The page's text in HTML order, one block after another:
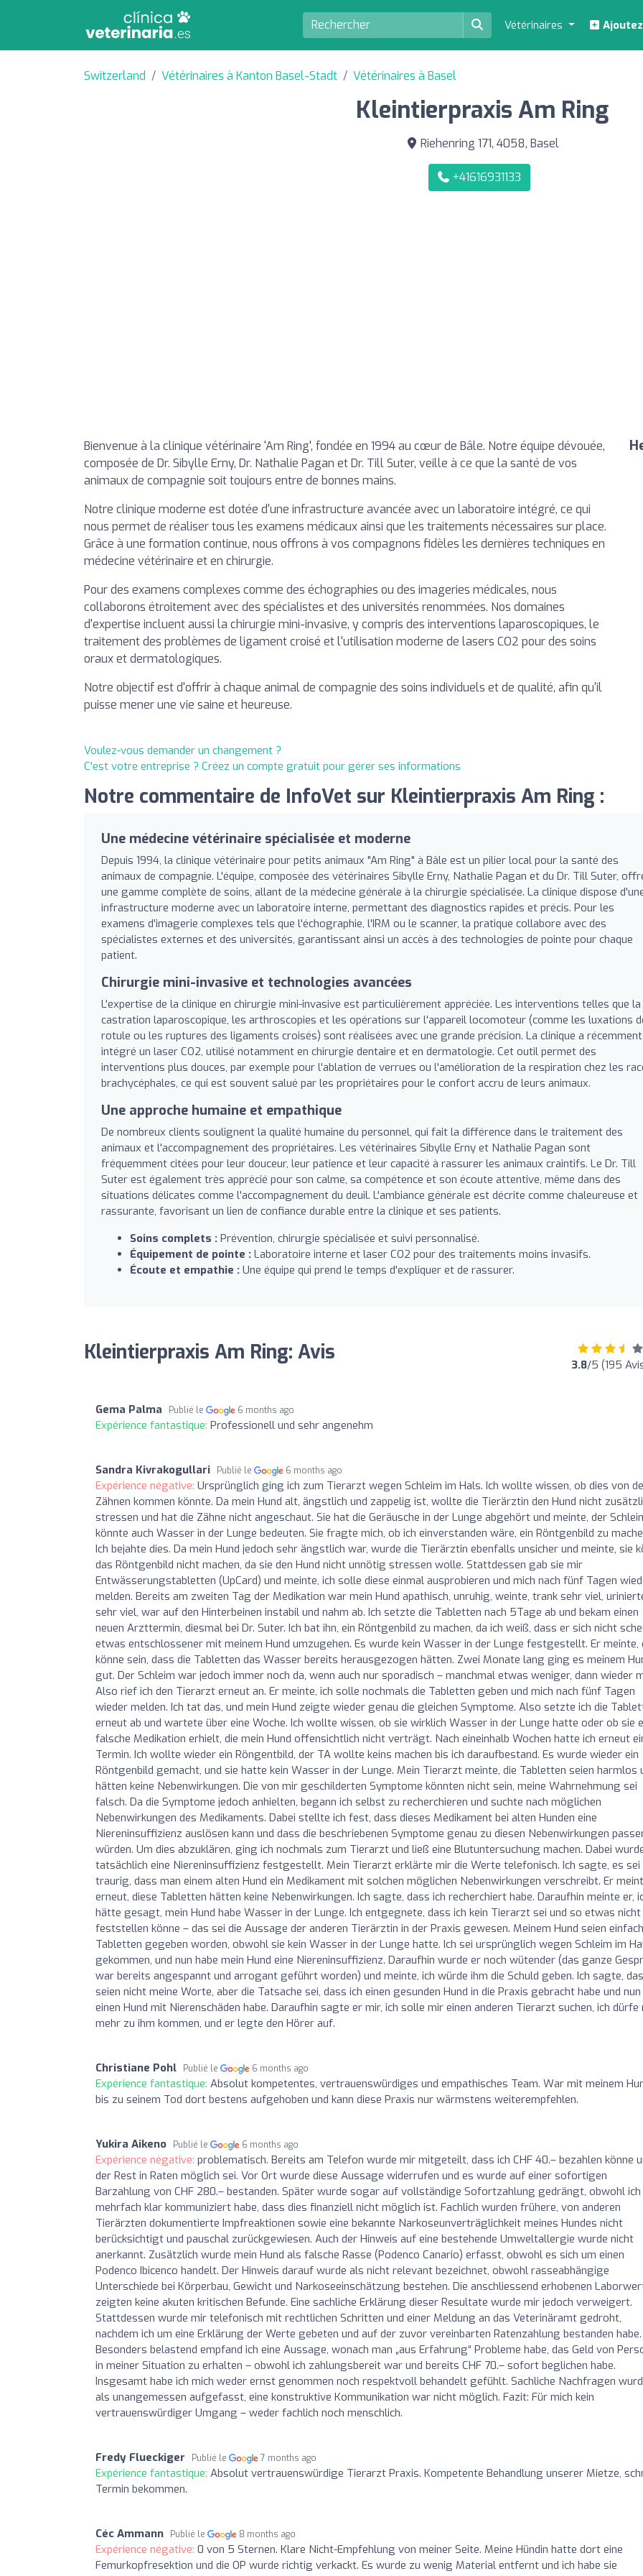
Vétérinaires
Switzerland Vétérinaires à Kanton Basel-Stadt Vétérinaires à Basel
Kleintierpraxis Am Ring
Riehenring 171, 4058, Basel
+41616931133
Bienvenue à la clinique vétérinaire 'Am Ring', fondée en 1994 au cœur de Bâle. Notre équipe dévouée,
composée de Dr. Sibylle Erny, Dr. Nathalie Pagan et Dr. Till Suter, veille à ce que la santé de vos
animaux de compagnie soit toujours entre de bonnes mains.
Notre clinique moderne est dotée d'une infrastructure avancée avec un laboratoire intégré, ce qui
nous permet de réaliser tous les examens médicaux ainsi que les traitements nécessaires sur place.
Grâce à une formation continue, nous offrons à vos compagnons fidèles les dernières techniques en
médecine vétérinaire et en chirurgie.
Pour des examens complexes comme des échographies ou des imageries médicales, nous
collaborons étroitement avec des spécialistes et des universités renommées. Nos domaines
d'expertise incluent aussi la chirurgie mini-invasive, y compris des interventions laparoscopiques, le
traitement des problèmes de ligament croisé et l'utilisation moderne de lasers CO2 pour des soins
oraux et dermatologiques.
Notre objectif est d'offrir à chaque animal de compagnie des soins individuels et de qualité, afin qu'il
puisse mener une vie saine et heureuse.
Voulez-vous demander un changement ?
C'est votre entreprise ? Créez un compte gratuit pour gérer ses informations
Notre commentaire de InfoVet sur Kleintierpraxis Am Ring :
Une médecine vétérinaire spécialisée et moderne
Depuis 1994, la clinique vétérinaire pour petits animaux "Am Ring" à Bâle est un pilier local pour la santé des
animaux de compagnie. L'équipe, composée des vétérinaires Sibylle Erny, Nathalie Pagan et du Dr. Till Suter,
une gamme complète de soins, allant de la médecine générale à la chirurgie spécialisée. La clinique dispose
infrastructure moderne avec un laboratoire interne, permettant des diagnostics rapides et précis. Pour les
examens d'imagerie complexes tels que l'échographie, l'IRM ou le scanner, la pratique collabore avec des
spécialistes externes et des universités, garantissant ainsi un accès à des technologies de pointe pour chaque
patient.
Chirurgie mini-invasive et technologies avancées
L'expertise de la clinique en chirurgie mini-invasive est particulièrement appréciée. Les interventions telles que la
castration laparoscopique, les arthroscopies et les opérations sur l'appareil locomoteur (comme les luxations
rotule ou les ruptures des ligaments croisés) sont réalisées avec une grande précision. La clinique a récemment
intégré un laser CO2, utilisé notamment en chirurgie dentaire et en dermatologie. Cet outil permet des
interventions plus douces, par exemple pour l'ablation de verrues ou l'amélioration de la respiration chez les
brachycéphales, ce qui est souvent salué par les propriétaires pour le confort accru de leurs animaux.
Une approche humaine et empathique
De nombreux clients soulignent la qualité humaine du personnel, qui fait la différence dans le traitement des
animaux et l'accompagnement des propriétaires. Les vétérinaires Sibylle Erny et Nathalie Pagan sont
fréquemment citées pour leur douceur, leur patience et leur capacité à rassurer les animaux craintifs. Le Dr. Till
Suter est également très apprécié pour son calme, sa compétence et son écoute attentive, même dans des
situations délicates comme l'accompagnement du deuil. L'ambiance générale est décrite comme chaleureuse et
rassurante, favorisant un lien de confiance durable entre la clinique et ses patients.
Soins complets : Prévention, chirurgie spécialisée et suivi personnalisé.
Équipement de pointe : Laboratoire interne et laser CO2 pour des traitements moins invasifs.
Écoute et empathie : Une équipe qui prend le temps d'expliquer et de rassurer.
Kleintierpraxis Am Ring: Avis 3.8/5 (195
Gema Palma Publié le 6 months ago
Expérience fantastique: Professionell und sehr angenehm
Sandra Kivrakogullari Publié le 6 months ago
Expérience négative: Ursprünglich ging ich zum Tierarzt wegen Schleim im Hals. Ich wollte wissen, ob dies von
Zähnen kommen könnte. Da mein Hund alt, ängstlich und zappelig ist, wollte die Tierärztin den Hund nicht
stressen und hat die Zähne nicht angeschaut. Sie hat die Geräusche in der Lunge abgehört und meinte, der
könnte auch Wasser in der Lunge bedeuten. Sie fragte mich, ob ich einverstanden wäre, ein Röntgenbild zu
Ich bejahte dies. Da mein Hund jedoch sehr ängstlich war, wurde die Tierärztin ebenfalls unsicher und meinte, sie
das Röntgenbild nicht machen, da sie den Hund nicht unnötig stressen wolle. Stattdessen gab sie mir
Entwässerungstabletten (UpCard) und meinte, ich solle diese einmal ausprobieren und mich nach fünf Tagen
melden. Bereits am zweiten Tag der Medikation war mein Hund apathisch, unruhig, weinte, trank sehr viel,
sehr viel, war auf den Hinterbeinen instabil und nahm ab. Ich setzte die Tabletten nach 5Tage ab und bekam einen
neuen Arzttermin, diesmal bei Dr. Suter. Ich bat ihn, ein Röntgenbild zu machen, da ich weiß, dass er sich nicht
etwas entschlossener mit meinem Hund umzugehen. Es wurde kein Wasser in der Lunge festgestellt. Er meinte,
könne sein, dass die Tabletten das Wasser bereits herausgezogen hätten. Zwei Monate lang ging es meinem
gut. Der Schleim war jedoch immer noch da, wenn auch nur sporadisch – manchmal etwas weniger, dann wieder
Also rief ich den Tierarzt erneut an. Er meinte, ich solle nochmals die Tabletten geben und mich nach fünf Tagen
wieder melden. Ich tat das, und mein Hund zeigte wieder genau die gleichen Symptome. Also setzte ich die
erneut ab und wartete über eine Woche. Ich wollte wissen, ob sie wirklich Wasser in der Lunge hatte oder ob sie
falsche Medikation erhielt, die mein Hund offensichtlich nicht verträgt. Nach eineinhalb Wochen hatte ich erneut
Termin. Ich wollte wieder ein Röngentbild, der TA wollte keins machen bis ich daraufbestand. Es wurde wieder ein
Röntgenbild gemacht, und sie hatte kein Wasser in der Lunge. Mein Tierarzt meinte, die Tabletten seien harmlos
hätten keine Nebenwirkungen. Die von mir geschilderten Symptome könnten nicht sein, meine Wahrnehmung sei
falsch. Da die Symptome jedoch anhielten, begann ich selbst zu recherchieren und suchte nach möglichen
Nebenwirkungen des Medikaments. Dabei stellte ich fest, dass dieses Medikament bei alten Hunden eine
Niereninsuffizienz auslösen kann und dass die beschriebenen Symptome genau zu diesen Nebenwirkungen
würden. Um dies abzuklären, ging ich nochmals zum Tierarzt und ließ eine Blutuntersuchung machen. Dabei
tatsächlich eine Niereninsuffizienz festgestellt. Mein Tierarzt erklärte mir die Werte telefonisch. Ich sagte, es sei
traurig, dass man einem alten Hund ein Medikament mit solchen möglichen Nebenwirkungen verschreibt. Er
erneut, diese Tabletten hätten keine Nebenwirkungen. Ich sagte, dass ich recherchiert habe. Daraufhin meinte er,
hätte gesagt, mein Hund habe Wasser in der Lunge. Ich entgegnete, dass ich kein Tierarzt sei und so etwas nicht
feststellen könne – das sei die Aussage der anderen Tierärztin in der Praxis gewesen. Meinem Hund seien einfach
Tabletten gegeben worden, obwohl sie kein Wasser in der Lunge hatte. Ich sei ursprünglich wegen Schleim im
gekommen, und nun habe mein Hund eine Niereninsuffizienz. Daraufhin wurde er noch wütender (das ganze
war bereits angespannt und arrogant geführt worden) und meinte, ich würde ihm die Schuld geben. Ich sagte, das
seien nicht meine Worte, aber die Tatsache sei, dass ich einen gesunden Hund in die Praxis gebracht habe und nun
einen Hund mit Nierenschäden habe. Daraufhin sagte er mir, ich solle mir einen anderen Tierarzt suchen, ich dürfe
mehr zu ihm kommen, und er legte den Hörer auf.
Christiane Pohl Publié le 6 months ago
Expérience fantastique: Absolut kompetentes, vertrauenswürdiges und empathisches Team. War mit meinem
bis zu seinem Tod dort bestens aufgehoben und kann diese Praxis nur wärmstens weiterempfehlen.
Yukira Aikeno Publié le 6 months ago
Expérience négative: problematisch. Bereits am Telefon wurde mir mitgeteilt, dass ich CHF 40.– bezahlen könne
der Rest in Raten möglich sei. Vor Ort wurde diese Aussage widerrufen und es wurde auf einer sofortigen
Barzahlung von CHF 280.– bestanden. Später wurde sogar auf vollständige Sofortzahlung gedrängt, obwohl ich
mehrfach klar kommuniziert habe, dass dies finanziell nicht möglich ist. Fachlich wurden frühere, von anderen
Tierärzten dokumentierte Impfreaktionen sowie eine bekannte Narkoseunverträglichkeit meines Hundes nicht
berücksichtigt und pauschal zurückgewiesen. Auch der Hinweis auf eine bestehende Umweltallergie wurde nicht
anerkannt. Zusätzlich wurde mein Hund als falsche Rasse (Podenco Canario) erfasst, obwohl es sich um einen
Podenco Ibicenco handelt. Der Hinweis darauf wurde als nicht relevant bezeichnet, obwohl rasseabhängige
Unterschiede bei Körperbau, Gewicht und Narkoseeinschätzung bestehen. Die anschliessend erhobenen
zeigten keine akuten kritischen Befunde. Eine sachliche Erklärung dieser Resultate wurde mir jedoch verweigert.
Stattdessen wurde mir telefonisch mit rechtlichen Schritten und einer Meldung an das Veterinäramt gedroht,
nachdem ich um eine Erklärung der Werte gebeten und auf der zuvor vereinbarten Ratenzahlung bestanden habe.
Besonders belastend empfand ich eine Aussage, wonach man „aus Erfahrung“ Probleme habe, das Geld von
in meiner Situation zu erhalten – obwohl ich zahlungsbereit war und bereits CHF 70.– sofort beglichen habe.
Insgesamt habe ich mich weder ernst genommen noch respektvoll behandelt gefühlt. Sachliche Nachfragen
als unangemessen aufgefasst, eine konstruktive Kommunikation war nicht möglich. Fazit: Für mich kein
vertrauenswürdiger Umgang – weder fachlich noch menschlich.
Fredy Flueckiger Publié le 7 months ago
Expérience fantastique: Absolut vertrauenswürdige Tierarzt Praxis. Kompetente Behandlung unserer Mietze,
Termin bekommen.
Céc Ammann Publié le 8 months ago
Expérience négative: 0 von 5 Sternen. Klare Nicht-Empfehlung von meiner Seite. Meine Hündin hatte dort eine
Femurkopfresektion und die OP wurde richtig verkackt. Es wurde zu wenig Material entfernt und ich habe sie